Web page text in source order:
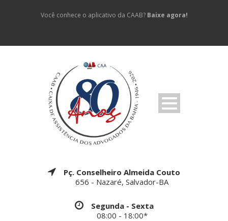
Você conhece o aplicativo da CAAB? Baixe agora!
Pç. Conselheiro Almeida Couto
656 - Nazaré, Salvador-BA
Segunda - Sexta
08:00 - 18:00*